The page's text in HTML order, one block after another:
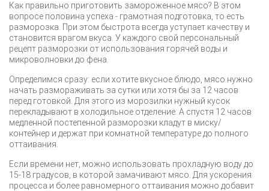
Как правильно приготовить замороженное мясо? В этом
вопросе половина успеха - грамотная подготовка, то есть
разморозка. При этом быстрота всегда уступает качеству и
становится врагом вкуса. У каждого свой персональный
рецепт разморозки от использования горячей воды и
микроволновки до фена.
Определимся сразу: если хотите вкусное блюдо, мясо нужно
начать размораживать за сутки или хотя бы за 12 часов
перед готовкой. Для этого из морозилки нужный кусок
перекладывают в холодильное отделение. А спустя 12 часов
медленной постепенной разморозки кладут в миску/
контейнер и держат при комнатной температуре до полного
оттаивания.
Если времени нет, можно использовать прохладную воду до
15-18 градусов, в которой замачивают мясо. Для ускорения
процесса и более равномерного оттаивания можно добавит